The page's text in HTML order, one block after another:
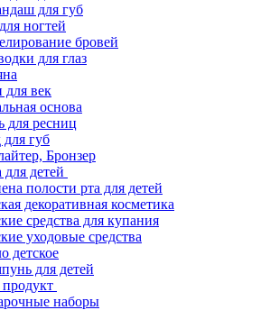
для губ
ногтей
бровей
для глаз
для век
основа
для ресниц
для губ
Бронзер
детей
полости рта для детей
декоративная косметика
средства для купания
уходовые средства
детское
для детей
наборы